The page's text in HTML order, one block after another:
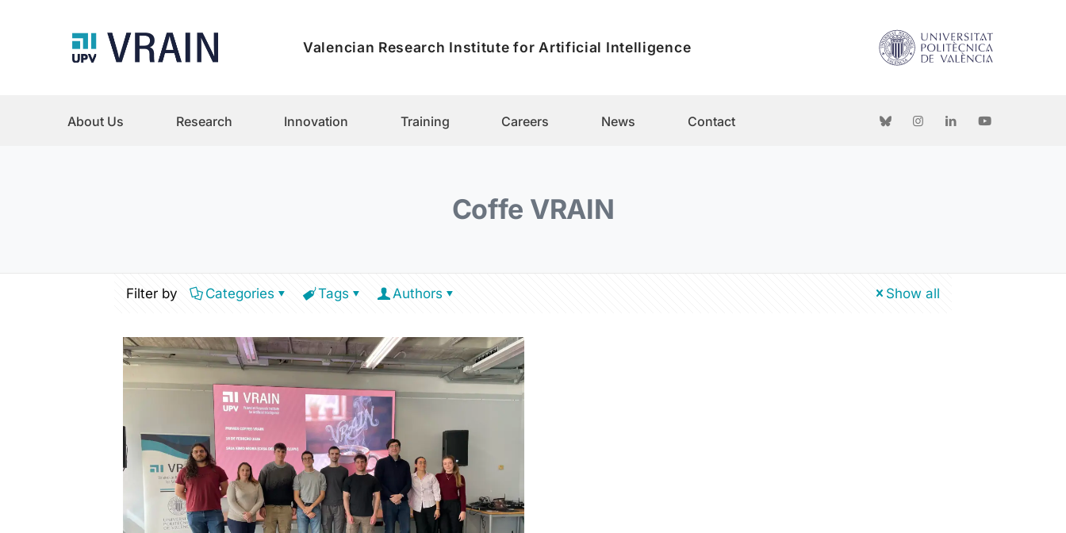
Valencian Research Institute for Artificial Intelligence
About Us Research Innovation Training Careers News Contact
Coffe VRAIN
Filter by Categories Tags Authors Show all